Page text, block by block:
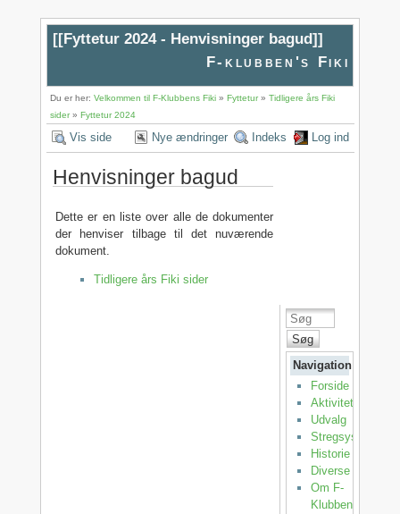
[[Fyttetur 2024 - Henvisninger bagud]]
F-klubben's Fiki
Du er her:Velkommen til F-Klubbens Fiki »Fyttetur»Tidligere års Fiki
sider»Fyttetur 2024
Vis side Nye ændringer Indeks Log ind
Henvisninger bagud
Dette er en liste over alle de dokumenter
der henviser tilbage til det nuværende
dokument.
Tidligere års Fiki sider
Søg
Navigation
Forside
Aktiviteter
Udvalg
Stregsystemet
Historie
Diverse
Om F-
Klubben